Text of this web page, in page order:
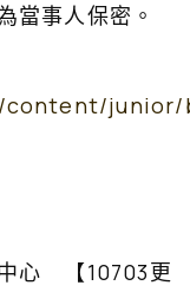
當事人保密。
心 【10703更